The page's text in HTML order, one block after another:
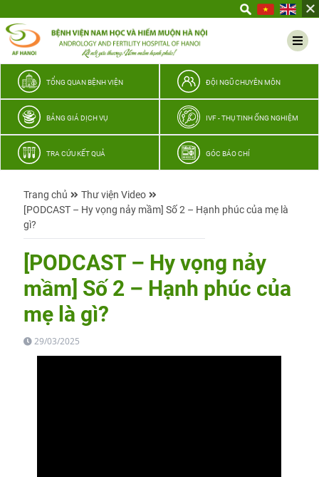
thương
TỔNG QUAN BỆNH VIỆN ĐỘI NGŨ CHUYÊN MÔN
BẢNG GIÁ DỊCH VỤ IVF - THỤ TINH ỐNG NGHIỆM
TRA CỨU KẾT QUẢ GÓC BÁO CHÍ
Trang chủ
Thư viện Video
[PODCAST – Hy vọng nảy mầm] Số 2 – Hạnh phúc của mẹ là
gì?
[PODCAST – Hy vọng nảy
mầm] Số 2 – Hạnh phúc của
mẹ là gì?
29/03/2025